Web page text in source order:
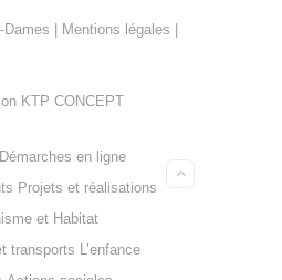
| Mentions légales
KTP CONCEPT
Démarches en ligne
Projets et réalisations
et Habitat
transports L’enfance